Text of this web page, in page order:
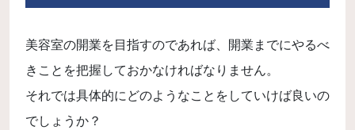
美容室の開業を目指すのであれば、開業までにやるべ
きことを把握しておかなければなりません。
それでは具体的にどのようなことをしていけば良いの
でしょうか？